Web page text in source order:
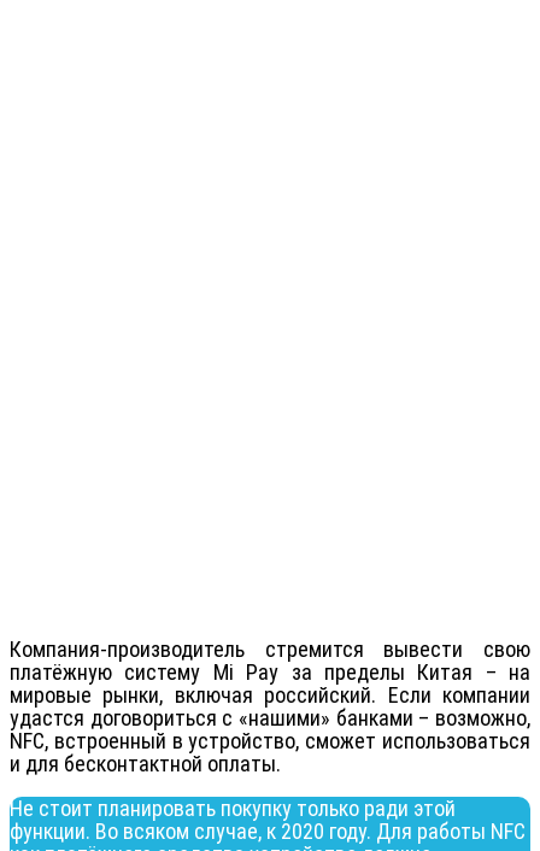
Компания-производитель стремится вывести свою
платёжную систему Mi Pay за пределы Китая – на
мировые рынки, включая российский. Если компании
удастся договориться с «нашими» банками – возможно,
NFC, встроенный в устройство, сможет использоваться
и для бесконтактной оплаты.
Не стоит планировать покупку только ради этой
функции. Во всяком случае, к 2020 году. Для работы NFC